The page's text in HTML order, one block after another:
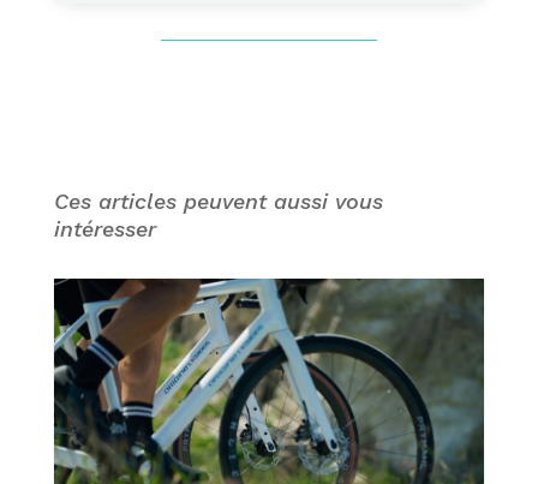
Ces articles peuvent aussi vous
intéresser